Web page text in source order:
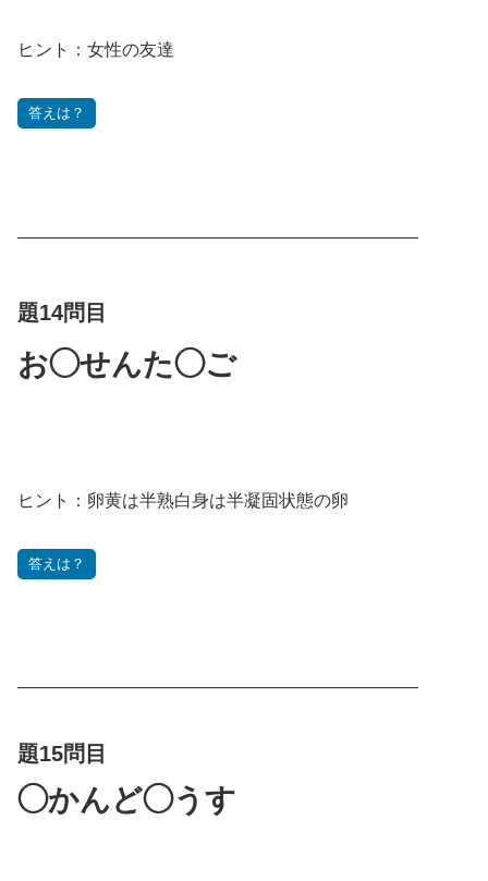
ヒント：女性の友達
答えは？
———————————————————————
題14問目
お◯せんた◯ご
ヒント：卵黄は半熟白身は半凝固状態の卵
答えは？
———————————————————————
題15問目
◯かんど◯うす